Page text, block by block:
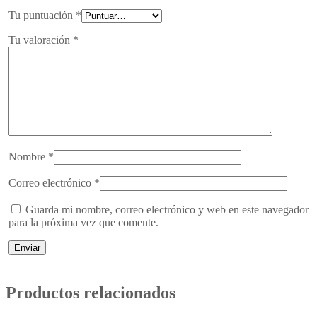
Tu puntuación *
Tu valoración *
Nombre *
Correo electrónico *
Guarda mi nombre, correo electrónico y web en este navegador
para la próxima vez que comente.
Productos relacionados